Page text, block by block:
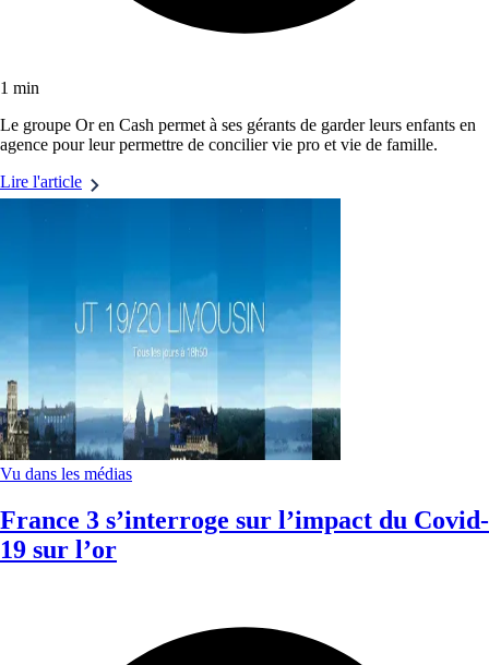
1 min
Le groupe Or en Cash permet à ses gérants de garder leurs enfants en
agence pour leur permettre de concilier vie pro et vie de famille.
Lire l'article
Vu dans les médias
France 3 s’interroge sur l’impact du Covid-
19 sur l’or